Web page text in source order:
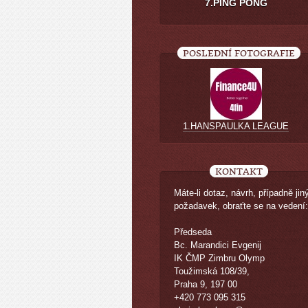
7.PING PONG
POSLEDNÍ FOTOGRAFIE
1.HANSPAULKA LEAGUE
KONTAKT
Máte-li dotaz, návrh, případně
požadavek, obraťte se na vedení:
Předseda
Bc. Marandici Evgenij
IK ČMP Zimbru Olymp
Toužimská 108/39,
Praha 9, 197 00
+420 773 095 315